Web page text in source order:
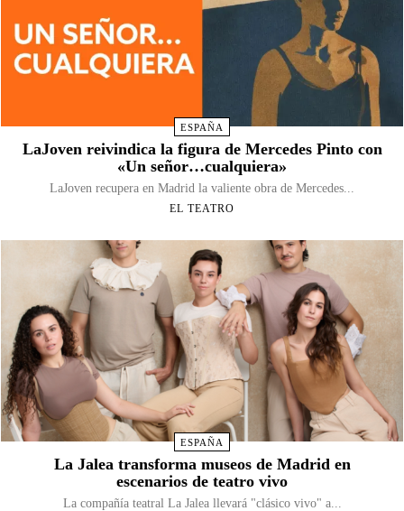
ESPAÑA
LaJoven reivindica la figura de Mercedes Pinto con
«Un señor…cualquiera»
LaJoven recupera en Madrid la valiente obra de Mercedes...
EL TEATRO
ESPAÑA
La Jalea transforma museos de Madrid en
escenarios de teatro vivo
La compañía teatral La Jalea llevará "clásico vivo" a...